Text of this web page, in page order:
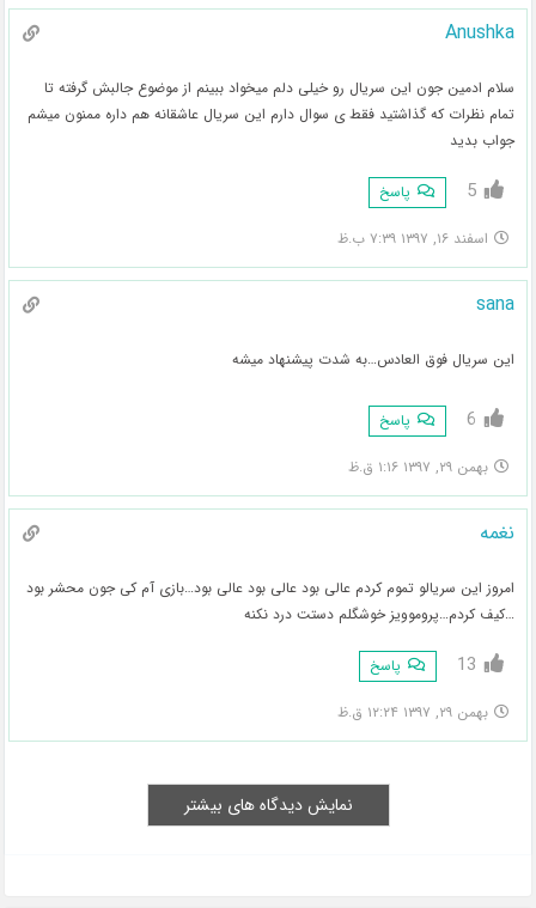
Anushka
سلام ادمین جون این سریال رو خیلی دلم میخواد ببینم از موضوع جالبش گرفته تا
تمام نظرات که گذاشتید فقط ی سوال دارم این سریال عاشقانه هم داره ممنون میشم
جواب بدید
5 پاسخ
اسفند ۱۶, ۱۳۹۷ ۷:۳۹ ب.ظ
sana
این سریال فوق العادس…به شدت پیشنهاد میشه
6 پاسخ
بهمن ۲۹, ۱۳۹۷ ۱:۱۶ ق.ظ
نغمه
امروز این سریالو تموم کردم عالی بود عالی بود عالی بود…بازی آم کی جون محشر بود
…کیف کردم…پروموویز خوشگلم دستت درد نکنه
13 پاسخ
بهمن ۲۹, ۱۳۹۷ ۱۲:۲۴ ق.ظ
نمایش دیدگاه های بیشتر